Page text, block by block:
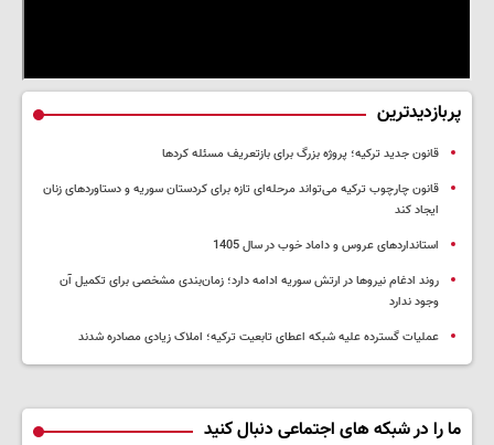
پربازدیدترین
قانون جدید ترکیه؛ پروژه بزرگ‌ برای بازتعریف مسئله کردها
قانون چارچوب ترکیه می‌تواند مرحله‌ای تازه برای کردستان سوریه و دستاوردهای زنان
ایجاد کند
استانداردهای عروس و داماد خوب در سال 1405
روند ادغام نیروها در ارتش سوریه ادامه دارد؛ زمان‌بندی مشخصی برای تکمیل آن
وجود ندارد
عملیات گسترده علیه شبکه اعطای تابعیت ترکیه؛ املاک زیادی مصادره شدند
ما را در شبکه های اجتماعی دنبال کنید